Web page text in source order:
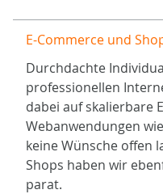
E-Commerce und
Durchdachte
professionellen
dabei auf skalierbare
Webanwendungen
keine Wünsche offen
Shops haben wir
parat.